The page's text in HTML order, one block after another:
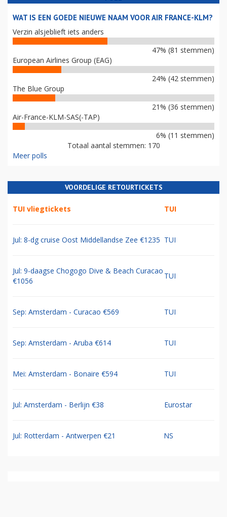
WAT IS EEN GOEDE NIEUWE NAAM VOOR AIR FRANCE-KLM?
Verzin alsjeblieft iets anders
47% (81 stemmen)
European Airlines Group (EAG)
24% (42 stemmen)
The Blue Group
21% (36 stemmen)
Air-France-KLM-SAS(-TAP)
6% (11 stemmen)
Totaal aantal stemmen: 170
Meer polls
VOORDELIGE RETOURTICKETS
TUI vliegtickets TUI
Jul: 8-dg cruise Oost Middellandse Zee €1235 TUI
Jul: 9-daagse Chogogo Dive & Beach Curacao
€1056
TUI
Sep: Amsterdam - Curacao €569 TUI
Sep: Amsterdam - Aruba €614 TUI
Mei: Amsterdam - Bonaire €594 TUI
Jul: Amsterdam - Berlijn €38 Eurostar
Jul: Rotterdam - Antwerpen €21 NS